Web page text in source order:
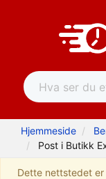
Hjemmeside
Post i Butikk
Dette nettstedet